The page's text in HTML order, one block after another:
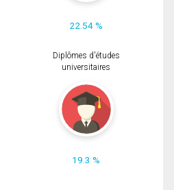
22.54 %
Diplômes d'études
universitaires
19.3 %